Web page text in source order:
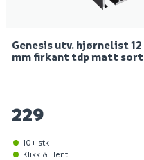
Genesis utv. hjørnelist 12
mm firkant tdp matt sort
229
10+ stk
Klikk & Hent